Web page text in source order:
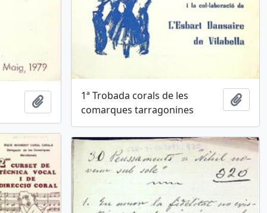
Afegir al portapapers
1ª Trobada corals de les
comarques tarragonines